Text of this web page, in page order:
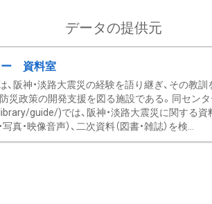
データの提供元
ー 資料室
、阪神・淡路大震災の経験を語り継ぎ、その教
防災政策の開発支援を図る施設である。同セン
guide/)では、阪神・淡路大震災に関する資
真・映像音声）、二次資料（図書・雑誌）を検...